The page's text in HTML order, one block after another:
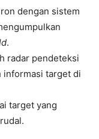
dengan sistem
.
radar pendeteksi
informasi target di
target yang